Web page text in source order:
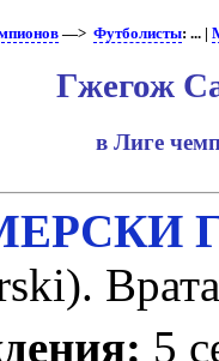
—>Футболисты: ... |
Гжегож
в Лиге
5